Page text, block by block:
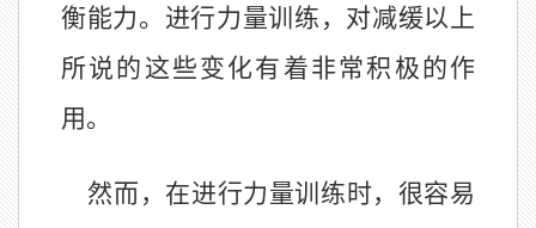
衡能力。进行力量训练，对减缓以上
所说的这些变化有着非常积极的作
用。
然而，在进行力量训练时，很容易